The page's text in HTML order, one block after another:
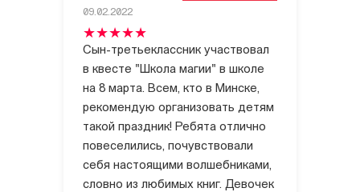
09.02.2022
Сын-третьеклассник участвовал
в квесте "Школа магии" в школе
на 8 марта. Всем, кто в Минске,
рекомендую организовать детям
такой праздник! Ребята отлично
повеселились, почувствовали
себя настоящими волшебниками,
словно из любимых книг. Девочек